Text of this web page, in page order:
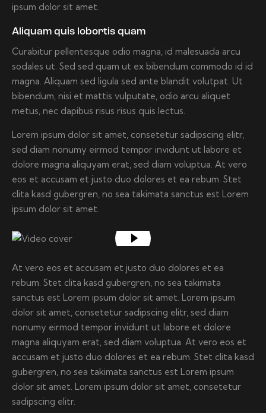
ipsum dolor sit amet.
Aliquam quis lobortis quam
Curabitur pellentesque odio magna, id malesuada arcu
sodales ut. Sed sed quam ut ex bibendum commodo id id
magna. Aliquam sed ligula sed ante blandit volutpat. Ut
bibendum, nisi et mattis vulputate, odio arcu aliquet
metus, nec dapibus risus risus quis lectus.
Lorem ipsum dolor sit amet, consetetur sadipscing elitr,
sed diam nonumy eirmod tempor invidunt ut labore et
dolore magna aliquyam erat, sed diam voluptua. At vero
eos et accusam et justo duo dolores et ea rebum. Stet
clita kasd gubergren, no sea takimata sanctus est Lorem
ipsum dolor sit amet.
At vero eos et accusam et justo duo dolores et ea
rebum. Stet clita kasd gubergren, no sea takimata
sanctus est Lorem ipsum dolor sit amet. Lorem ipsum
dolor sit amet, consetetur sadipscing elitr, sed diam
nonumy eirmod tempor invidunt ut labore et dolore
magna aliquyam erat, sed diam voluptua. At vero eos et
accusam et justo duo dolores et ea rebum. Stet clita kasd
gubergren, no sea takimata sanctus est Lorem ipsum
dolor sit amet. Lorem ipsum dolor sit amet, consetetur
sadipscing elitr.